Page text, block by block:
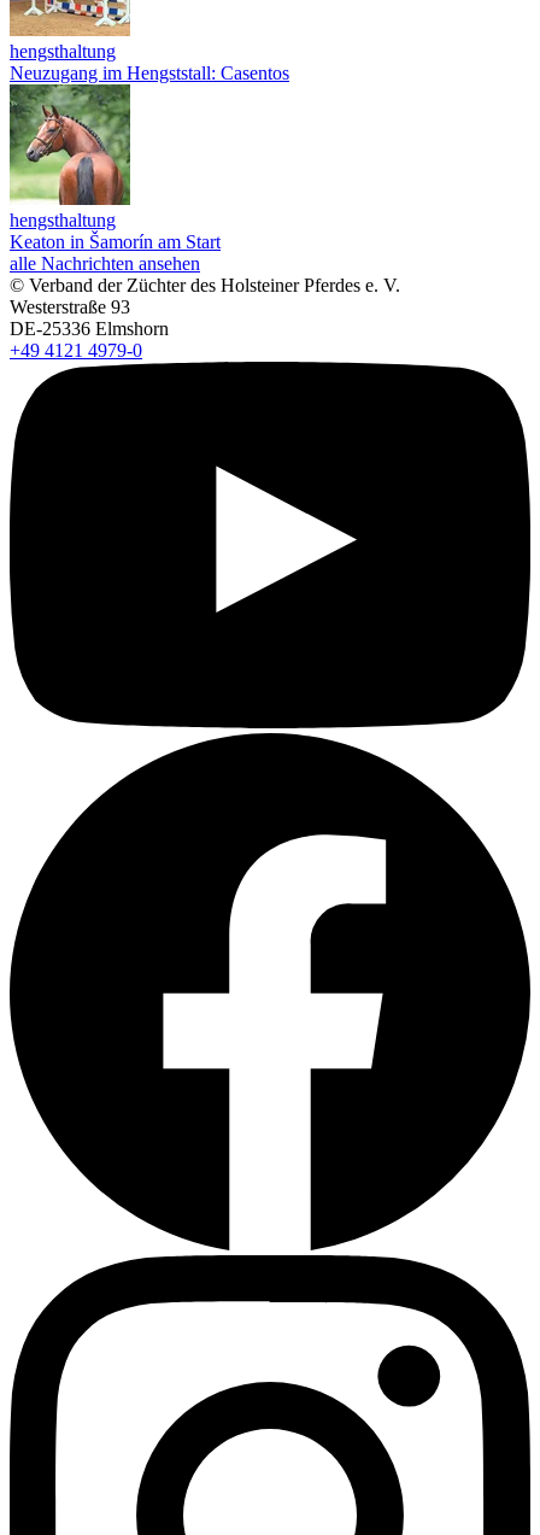
hengsthaltung
Neuzugang im Hengststall: Casentos
hengsthaltung
Keaton in Šamorín am Start
alle Nachrichten ansehen
© Verband der Züchter des Holsteiner Pferdes e. V.
Westerstraße 93
DE-25336 Elmshorn
+49 4121 4979-0